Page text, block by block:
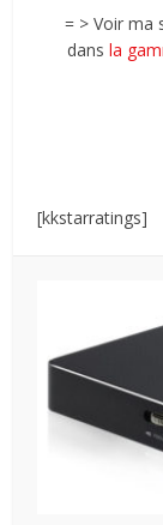
= > Voir ma
dans la
[kkstarratings]